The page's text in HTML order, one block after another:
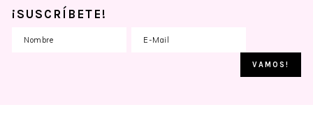
¡SUSCRÍBETE!